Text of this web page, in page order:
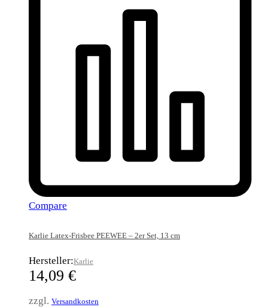
Compare
Karlie Latex-Frisbee PEEWEE – 2er Set, 13 cm
Hersteller:Karlie
14,09 €
zzgl. Versandkosten